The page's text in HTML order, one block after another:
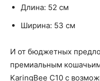
Длина: 52 см
Ширина: 53 см
И от бюджетных
премиальным
KaringBee C10 с